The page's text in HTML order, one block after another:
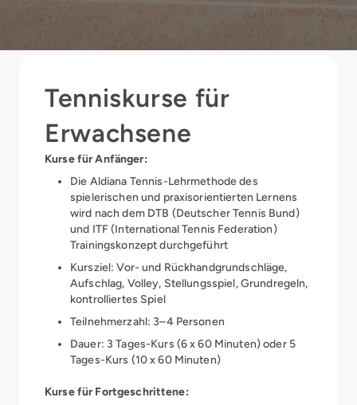
Tenniskurse für
Erwachsene
Kurse für Anfänger:
Die Aldiana Tennis-Lehrmethode des
spielerischen und praxisorientierten Lernens
wird nach dem DTB (Deutscher Tennis Bund)
und ITF (International Tennis Federation)
Trainingskonzept durchgeführt
Kursziel: Vor- und Rückhandgrundschläge,
Aufschlag, Volley, Stellungsspiel, Grundregeln,
kontrolliertes Spiel
Teilnehmerzahl: 3–4 Personen
Dauer: 3 Tages-Kurs (6 x 60 Minuten) oder 5
Tages-Kurs (10 x 60 Minuten)
Kurse für Fortgeschrittene: